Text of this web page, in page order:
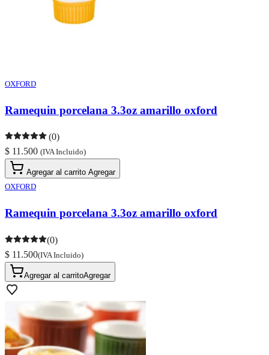
OXFORD
Ramequin porcelana 3.3oz amarillo oxford
(0)
$ 11.500 (IVA Incluido)
Agregar al carrito Agregar
OXFORD
Ramequin porcelana 3.3oz amarillo oxford
(0)
$ 11.500(IVA Incluido)
Agregar al carritoAgregar